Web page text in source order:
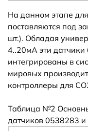
На данном этапе
поставляются под
шт.). Обладая
4..20мА эти датчики
интегрированы в
мировых
контроллеры для
Таблица №2
датчиков 0538283